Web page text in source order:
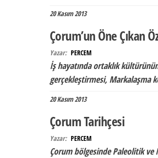
20 Kasım 2013
Çorum’un Öne Çıkan
Yazar: PERCEM
İş hayatında ortaklık
gerçekleştirmesi, Markalaşma
20 Kasım 2013
Çorum Tarihçesi
Yazar: PERCEM
Çorum bölgesinde Paleolitik ve